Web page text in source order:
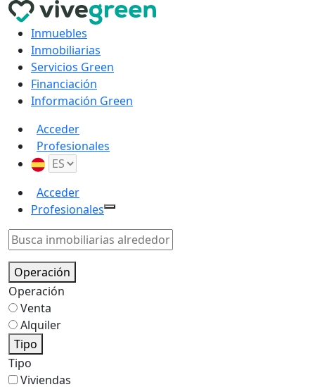
Inmuebles
Inmobiliarias
Servicios Green
Financiación
Información Green
Acceder
Profesionales
Acceder
Profesionales
Operación
Operación
Venta
Alquiler
Tipo
Tipo
Viviendas